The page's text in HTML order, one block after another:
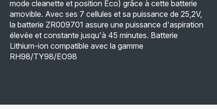
mode cleanette et position Eco) grâce à cette batterie
amovible. Avec ses 7 cellules et sa puissance de 25,2V,
la batterie ZR009701 assure une puissance d'aspiration
élevée et constante jusqu'à 45 minutes. Batterie
Lithium-ion compatible avec la gamme
RH98/TY98/EO98